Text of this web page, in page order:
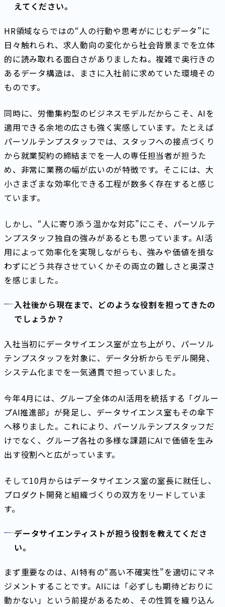
えてください。
HR領域ならではの“人の行動や思考がにじむデータ”に
日々触れられ、求人動向の変化から社会背景までを立体
的に読み取れる面白さがありましたね。複雑で奥行きの
あるデータ構造は、まさに入社前に求めていた環境その
ものです。
同時に、労働集約型のビジネスモデルだからこそ、AIを
適用できる余地の広さも強く実感しています。たとえば
パーソルテンプスタッフでは、スタッフへの接点づくり
から就業契約の締結までを一人の専任担当者が担うた
め、非常に業務の幅が広いのが特徴です。そこには、大
小さまざまな効率化できる工程が数多く存在すると感じ
ています。
しかし、“人に寄り添う温かな対応”にこそ、パーソルテ
ンプスタッフ独自の強みがあるとも思っています。AI活
用によって効率化を実現しながらも、強みや価値を損な
わずにどう共存させていくか――その両立の難しさと奥深さ
を感じました。
入社後から現在まで、どのような役割を担ってきたの
でしょうか？
入社当初にデータサイエンス室が立ち上がり、パーソル
テンプスタッフを対象に、データ分析からモデル開発、
システム化までを一気通貫で担っていました。
今年4月には、グループ全体のAI活用を統括する「グルー
プAI推進部」が発足し、データサイエンス室もその傘下
へ移りました。これにより、パーソルテンプスタッフだ
けでなく、グループ各社の多様な課題にAIで価値を生み
出す役割へと広がっています。
そして10月からはデータサイエンス室の室長に就任し、
プロダクト開発と組織づくりの双方をリードしていま
す。
データサイエンティストが担う役割を教えてくださ
い。
まず重要なのは、AI特有の“高い不確実性”を適切にマネ
ジメントすることです。AIには「必ずしも期待どおりに
動かない」という前提があるため、その性質を織り込ん